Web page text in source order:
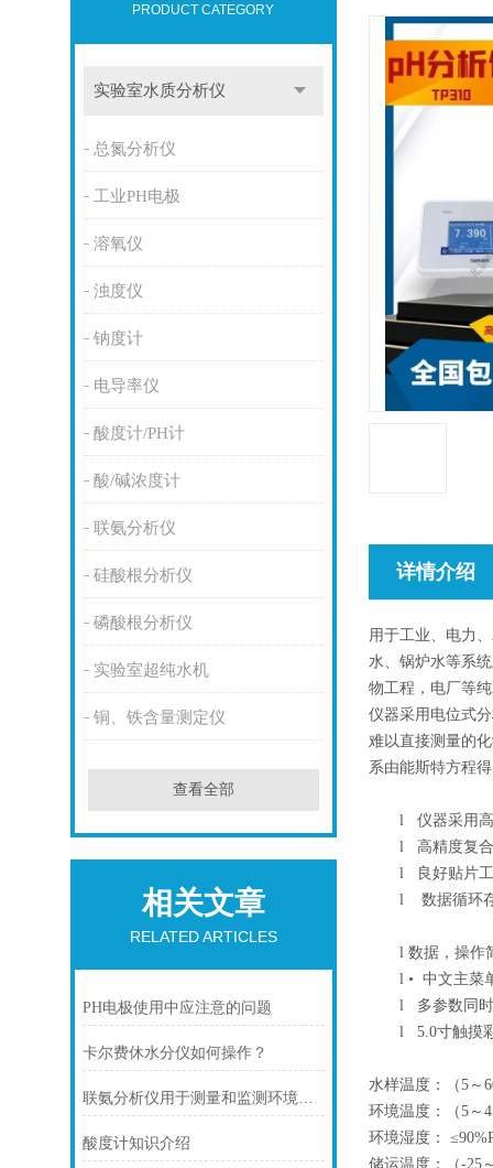
PRODUCT CATEGORY
实验室水质分析仪
总氮分析仪
工业PH电极
溶氧仪
浊度仪
钠度计
电导率仪
酸度计/PH计
酸/碱浓度计
联氨分析仪
硅酸根分析仪
磷酸根分析仪
实验室超纯水机
铜、铁含量测定仪
查看全部
相关文章
RELATED ARTICLES
PH电极使用中应注意的问题
卡尔费休水分仪如何操作？
联氨分析仪用于测量和监测环境中的氨气含量
酸度计知识介绍
详情介绍
用于工业、电力
水、锅炉水等系
物工程，电厂等
仪器采用电位式
难以直接测量的
系由能斯特方程
l
仪器采用
l
高精度复
l
良好贴片
l
数据循环
l 数据，操作
l • 中文主菜
l
多参数同
l
5.0寸触摸
水样温度：（5～
环境温度：（5～
环境湿度：
储运温度：（-25